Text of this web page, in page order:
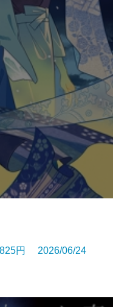
円 2026/06/24